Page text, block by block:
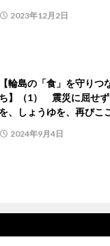
2023年12月2日
【輪島の「食」を守りつ
ち】（1） 震災に屈せ
を、しょうゆを、再びこ
2024年9月4日